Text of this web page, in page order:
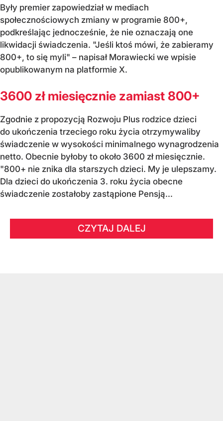
Były premier zapowiedział w mediach
społecznościowych zmiany w programie 800+,
podkreślając jednocześnie, że nie oznaczają one
likwidacji świadczenia. "Jeśli ktoś mówi, że zabieramy
800+, to się myli" – napisał Morawiecki we wpisie
opublikowanym na platformie X.
3600 zł miesięcznie zamiast 800+
Zgodnie z propozycją Rozwoju Plus rodzice dzieci
do ukończenia trzeciego roku życia otrzymywaliby
świadczenie w wysokości minimalnego wynagrodzenia
netto. Obecnie byłoby to około 3600 zł miesięcznie.
"800+ nie znika dla starszych dzieci. My je ulepszamy.
Dla dzieci do ukończenia 3. roku życia obecne
świadczenie zostałoby zastąpione Pensją...
CZYTAJ DALEJ